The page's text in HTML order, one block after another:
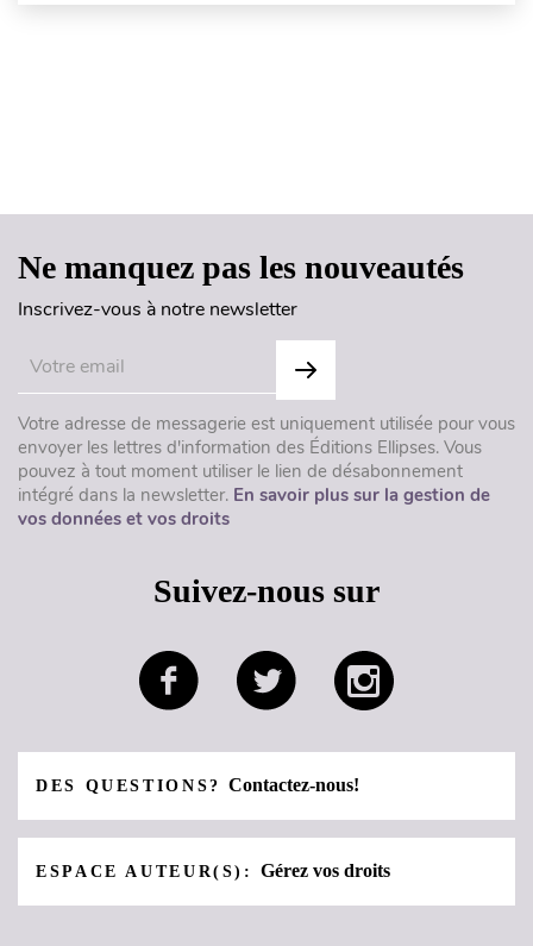
Ne manquez pas les nouveautés
Inscrivez-vous à notre newsletter
Votre adresse de messagerie est uniquement utilisée pour vous
envoyer les lettres d'information des Éditions Ellipses. Vous
pouvez à tout moment utiliser le lien de désabonnement
intégré dans la newsletter. En savoir plus sur la gestion de
vos données et vos droits
Suivez-nous sur
DES QUESTIONS?Contactez-nous!
ESPACE AUTEUR(S):Gérez vos droits